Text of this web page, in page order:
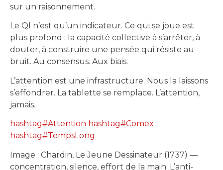
sur un raisonnement.
Le QI n’est qu’un indicateur. Ce qui se joue est
plus profond : la capacité collective à s’arrêter, à
douter, à construire une pensée qui résiste au
bruit. Au consensus. Aux biais.
L’attention est une infrastructure. Nous la laissons
s’effondrer. La tablette se remplace. L’attention,
jamais.
hashtag#Attention hashtag#Comex
hashtag#TempsLong
Image : Chardin, Le Jeune Dessinateur (1737) —
concentration, silence, effort de la main. L’anti-